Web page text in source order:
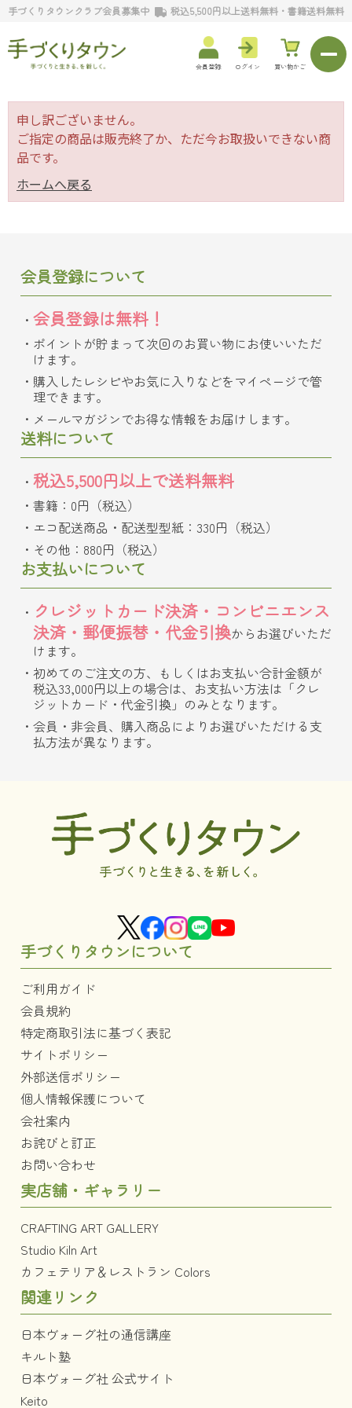
手づくりタウンクラブ会員募集中 税込5,500円以上送料無料・書籍送料無料
会員登録 ログイン 買い物かご
申し訳ございません。
ご指定の商品は販売終了か、ただ今お取扱いできない商
品です。
ホームへ戻る
会員登録について
会員登録は無料！
ポイントが貯まって次回のお買い物にお使いいただ
けます。
購入したレシピやお気に入りなどをマイページで管
理できます。
メールマガジンでお得な情報をお届けします。
送料について
税込5,500円以上で送料無料
書籍：0円（税込）
エコ配送商品・配送型型紙：330円（税込）
その他：880円（税込）
お支払いについて
クレジットカード決済・コンビニエンス
決済・郵便振替・代金引換からお選びいただ
けます。
初めてのご注文の方、もしくはお支払い合計金額が
税込33,000円以上の場合は、お支払い方法は「クレ
ジットカード・代金引換」のみとなります。
会員・非会員、購入商品によりお選びいただける支
払方法が異なります。
手づくりタウンについて
ご利用ガイド
会員規約
特定商取引法に基づく表記
サイトポリシー
外部送信ポリシー
個人情報保護について
会社案内
お詫びと訂正
お問い合わせ
実店舗・ギャラリー
CRAFTING ART GALLERY
Studio Kiln Art
カフェテリア＆レストラン Colors
関連リンク
日本ヴォーグ社の通信講座
キルト塾
日本ヴォーグ社 公式サイト
Keito